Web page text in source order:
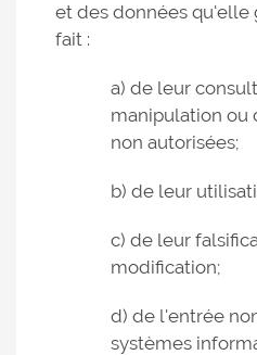
et des données
fait :
a) de leur
manipulation ou
non autorisées;
b) de leur
c) de leur
modification;
d) de l'entrée
systèmes